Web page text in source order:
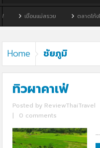
วย ตลาดโก้งโค้ง บ้านแสงโสม
Home ชัยภูมิ
ทิวผาคาเฟ่
Posted by ReviewThaiTravel
|
0 comments
...